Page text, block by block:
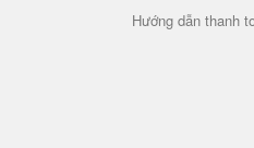
Hướng dẫn thanh